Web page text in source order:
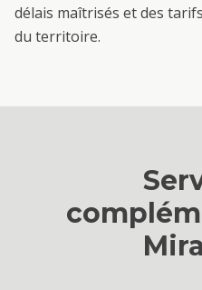
délais maîtrisés et des
du territoire.